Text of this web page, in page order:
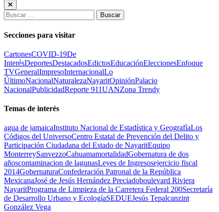
Buscar:
Secciones para visitar
CartonesCOVID-19De
InterésDeportesDestacadosEdictosEducaciónEleccionesEnfoque
TVGeneralImpresoInternacionalLo
ÚltimoNacionalNaturalezaNayaritOpiniónPalacio
NacionalPublicidadReporte 911UANZona Trendy
Temas de interés
agua de jamaicaInstituto Nacional de Estadística y GeografíaLos
Códigos del UniversoCentro Estatal de Prevención del Delito y
Participación Ciudadana del Estado de NayaritEquipo
MonterreySanvezzoCahuamamortalidadGobernatura de dos
añoscontaminacion de lagunasLeyes de Ingresosejercicio fiscal
2014GobernaturaConfederación Patronal de la República
MexicanaJosé de Jesús Hernández Preciadoboulevard Riviera
NayaritPrograma de Limpieza de la Carretera Federal 200Secretaría
de Desarrollo Urbano y EcologíaSEDUEJesús Tepalcanzint
González Vega